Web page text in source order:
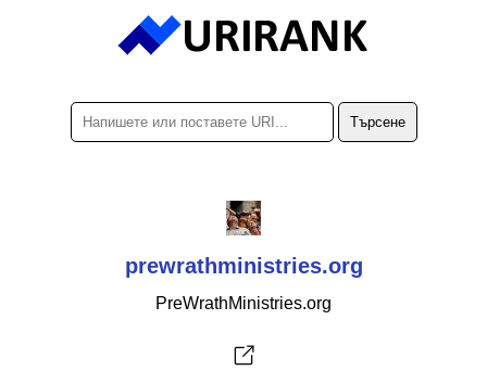
prewrathministries.org
PreWrathMinistries.org